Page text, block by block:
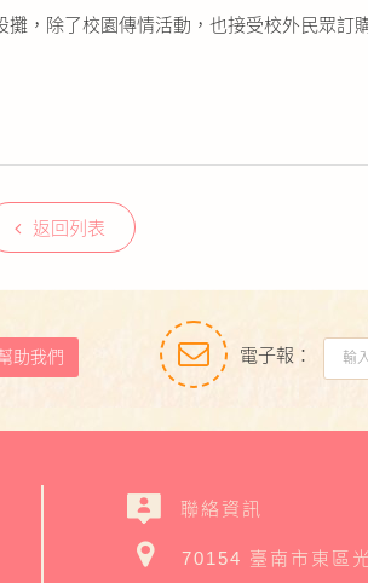
，除了校園傳情活動，也接受校外民眾
返回列表
助我們 電子報：
聯絡資訊
70154 臺南市東區